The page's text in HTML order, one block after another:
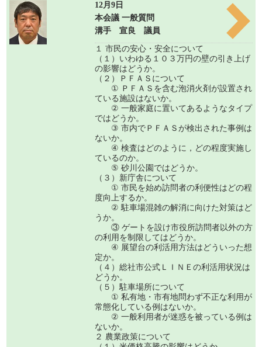
12月9日
本会議 一般質問
溝手 宣良 議員
１ 市民の安心・安全について
（１）いわゆる１０３万円の壁の引き上げ
の影響はどうか。
（２）ＰＦＡＳについて
① ＰＦＡＳを含む泡消火剤が設置され
ている施設はないか。
② 一般家庭に置いてあるようなタイプ
ではどうか。
③ 市内でＰＦＡＳが検出された事例は
ないか。
④ 検査はどのように，どの程度実施し
ているのか。
⑤ 砂川公園ではどうか。
（３）新庁舎について
① 市民を始め訪問者の利便性はどの程
度向上するか。
② 駐車場混雑の解消に向けた対策はど
うか。
③ ゲートを設け市役所訪問者以外の方
の利用を制限してはどうか。
④ 展望台の利活用方法はどういった想
定か。
（４）総社市公式ＬＩＮＥの利活用状況は
どうか。
（５）駐車場所について
① 私有地・市有地問わず不正な利用が
常態化している例はないか。
② 一般利用者が迷惑を被っている例は
ないか。
２ 農業政策について